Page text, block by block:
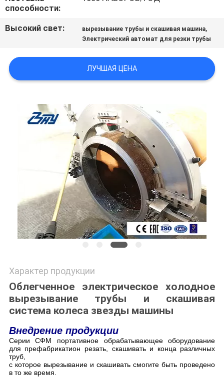
способности:
Высокий свет: вырезывание трубы и скашивая машина,
Электрический автомат для резки трубы
ЛУЧШАЯ ЦЕНА
Характер продукции
Облегченное электрическое холодное
вырезывание трубы и скашивая
система колеса звезды машины
Внедрение продукции
Серии СФМ портативное обрабатывающее оборудование
для префабрикатион резать, скашивать и конца различных
труб,
с которое вырезывание и скашивать смогите быть проведено
в то же время.